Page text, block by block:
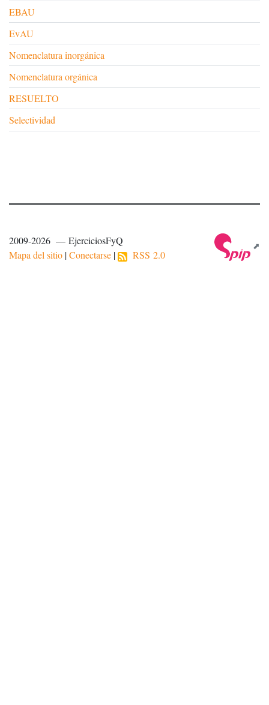
EBAU
EvAU
Nomenclatura inorgánica
Nomenclatura orgánica
RESUELTO
Selectividad
2009-2026 — EjerciciosFyQ
Mapa del sitio |Conectarse | RSS 2.0